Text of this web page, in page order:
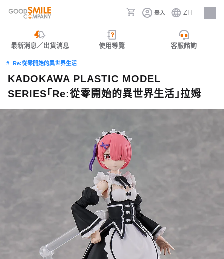
登入 ZH
人才招募
最新消息／出貨消息 使用導覽 客服諮詢
Re:從零開始的異世界生活
KADOKAWA PLASTIC MODEL
SERIES「Re:從零開始的異世界生活」拉姆